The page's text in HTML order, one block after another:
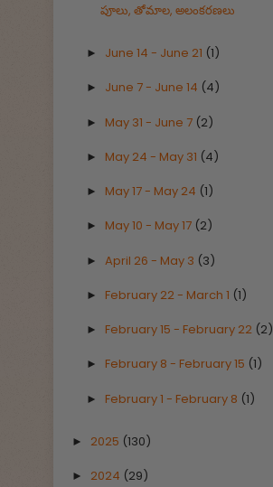
పూలు, తోమాల, అలంకరణలు
► June 14 - June 21 (1)
► June 7 - June 14 (4)
► May 31 - June 7 (2)
► May 24 - May 31 (4)
► May 17 - May 24 (1)
► May 10 - May 17 (2)
► April 26 - May 3 (3)
► February 22 - March 1 (1)
► February 15 - February 22 (2)
► February 8 - February 15 (1)
► February 1 - February 8 (1)
► 2025 (130)
► 2024 (29)